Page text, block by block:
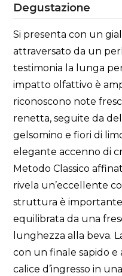
Degustazione
Si presenta con un
attraversato da un
testimonia la lunga
impatto olfattivo è
riconoscono note
renetta, seguite da
gelsomino e fiori di
elegante accenno di
Metodo Classico
rivela un’eccellente
struttura è
equilibrata da una
lunghezza alla beva.
con un finale sapido
calice d’ingresso in